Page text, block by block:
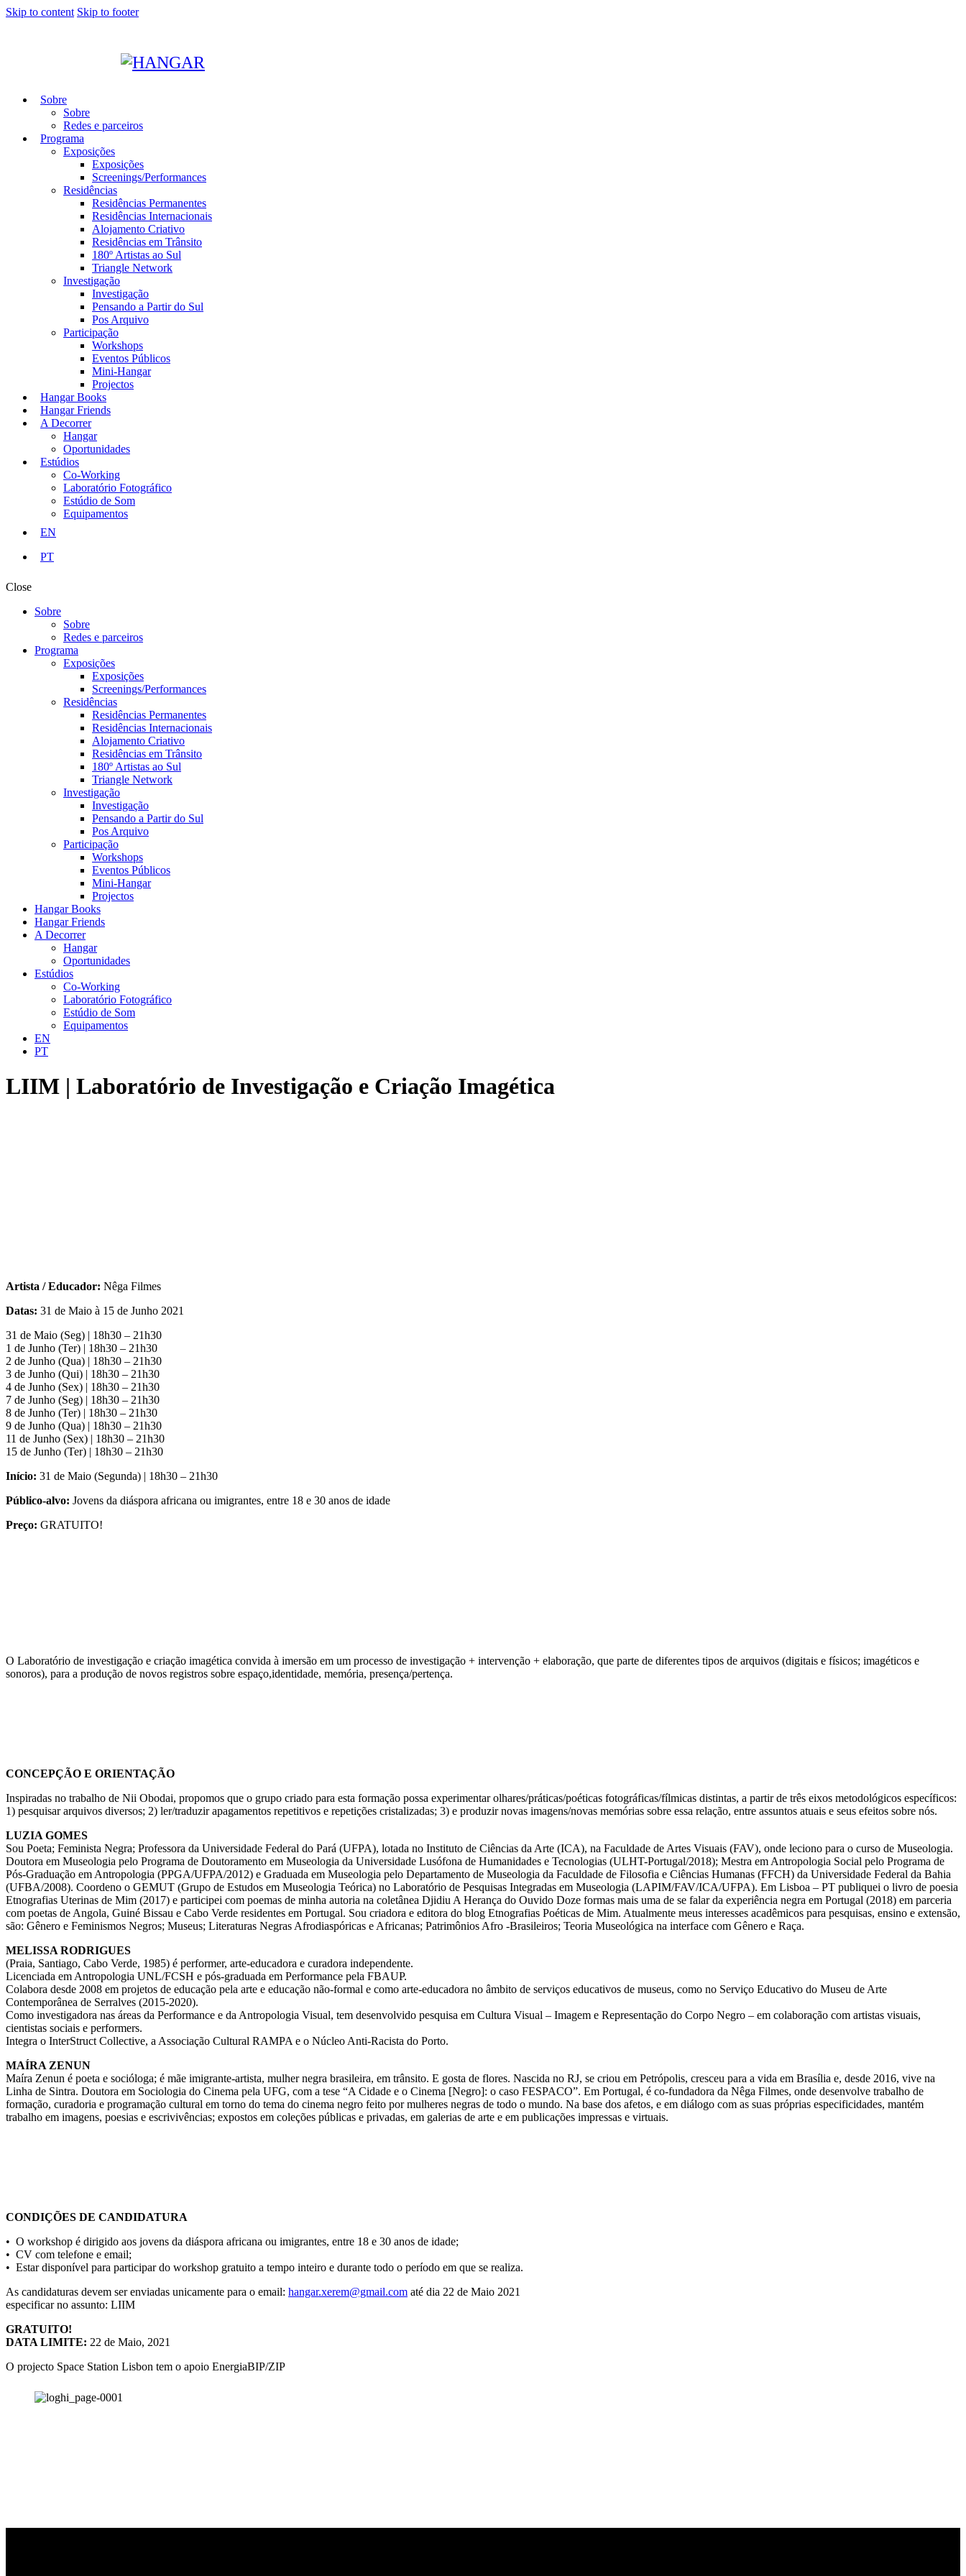
Skip to content Skip to footer
Sobre
Sobre
Redes e parceiros
Programa
Exposições
Exposições
Screenings/Performances
Residências
Residências Permanentes
Residências Internacionais
Alojamento Criativo
Residências em Trânsito
180º Artistas ao Sul
Triangle Network
Investigação
Investigação
Pensando a Partir do Sul
Pos Arquivo
Participação
Workshops
Eventos Públicos
Mini-Hangar
Projectos
Hangar Books
Hangar Friends
A Decorrer
Hangar
Oportunidades
Estúdios
Co-Working
Laboratório Fotográfico
Estúdio de Som
Equipamentos
EN
PT
Close
Sobre
Sobre
Redes e parceiros
Programa
Exposições
Exposições
Screenings/Performances
Residências
Residências Permanentes
Residências Internacionais
Alojamento Criativo
Residências em Trânsito
180º Artistas ao Sul
Triangle Network
Investigação
Investigação
Pensando a Partir do Sul
Pos Arquivo
Participação
Workshops
Eventos Públicos
Mini-Hangar
Projectos
Hangar Books
Hangar Friends
A Decorrer
Hangar
Oportunidades
Estúdios
Co-Working
Laboratório Fotográfico
Estúdio de Som
Equipamentos
EN
PT
LIIM | Laboratório de Investigação e Criação Imagética
Artista / Educador: Nêga Filmes
Datas: 31 de Maio à 15 de Junho 2021
31 de Maio (Seg) | 18h30 – 21h30
1 de Junho (Ter) | 18h30 – 21h30
2 de Junho (Qua) | 18h30 – 21h30
3 de Junho (Qui) | 18h30 – 21h30
4 de Junho (Sex) | 18h30 – 21h30
7 de Junho (Seg) | 18h30 – 21h30
8 de Junho (Ter) | 18h30 – 21h30
9 de Junho (Qua) | 18h30 – 21h30
11 de Junho (Sex) | 18h30 – 21h30
15 de Junho (Ter) | 18h30 – 21h30
Início: 31 de Maio (Segunda) | 18h30 – 21h30
Público-alvo: Jovens da diáspora africana ou imigrantes, entre 18 e 30 anos de idade
Preço: GRATUITO!
O Laboratório de investigação e criação imagética convida à imersão em um processo de investigação + intervenção + elaboração, que parte de diferentes tipos de arquivos (digitais e físicos; imagéticos e
sonoros), para a produção de novos registros sobre espaço,identidade, memória, presença/pertença.
CONCEPÇÃO E ORIENTAÇÃO
Inspiradas no trabalho de Nii Obodai, propomos que o grupo criado para esta formação possa experimentar olhares/práticas/poéticas fotográficas/fílmicas distintas, a partir de três eixos metodológicos específicos:
1) pesquisar arquivos diversos; 2) ler/traduzir apagamentos repetitivos e repetições cristalizadas; 3) e produzir novas imagens/novas memórias sobre essa relação, entre assuntos atuais e seus efeitos sobre nós.
LUZIA GOMES
Sou Poeta; Feminista Negra; Professora da Universidade Federal do Pará (UFPA), lotada no Instituto de Ciências da Arte (ICA), na Faculdade de Artes Visuais (FAV), onde leciono para o curso de Museologia.
Doutora em Museologia pelo Programa de Doutoramento em Museologia da Universidade Lusófona de Humanidades e Tecnologias (ULHT-Portugal/2018); Mestra em Antropologia Social pelo Programa de
Pós-Graduação em Antropologia (PPGA/UFPA/2012) e Graduada em Museologia pelo Departamento de Museologia da Faculdade de Filosofia e Ciências Humanas (FFCH) da Universidade Federal da Bahia
(UFBA/2008). Coordeno o GEMUT (Grupo de Estudos em Museologia Teórica) no Laboratório de Pesquisas Integradas em Museologia (LAPIM/FAV/ICA/UFPA). Em Lisboa – PT publiquei o livro de poesia
Etnografias Uterinas de Mim (2017) e participei com poemas de minha autoria na coletânea Djidiu A Herança do Ouvido Doze formas mais uma de se falar da experiência negra em Portugal (2018) em parceria
com poetas de Angola, Guiné Bissau e Cabo Verde residentes em Portugal. Sou criadora e editora do blog Etnografias Poéticas de Mim. Atualmente meus interesses acadêmicos para pesquisas, ensino e extensão,
são: Gênero e Feminismos Negros; Museus; Literaturas Negras Afrodiaspóricas e Africanas; Patrimônios Afro -Brasileiros; Teoria Museológica na interface com Gênero e Raça.
MELISSA RODRIGUES
(Praia, Santiago, Cabo Verde, 1985) é performer, arte-educadora e curadora independente.
Licenciada em Antropologia UNL/FCSH e pós-graduada em Performance pela FBAUP.
Colabora desde 2008 em projetos de educação pela arte e educação não-formal e como arte-educadora no âmbito de serviços educativos de museus, como no Serviço Educativo do Museu de Arte
Contemporânea de Serralves (2015-2020).
Como investigadora nas áreas da Performance e da Antropologia Visual, tem desenvolvido pesquisa em Cultura Visual – Imagem e Representação do Corpo Negro – em colaboração com artistas visuais,
cientistas sociais e performers.
Integra o InterStruct Collective, a Associação Cultural RAMPA e o Núcleo Anti-Racista do Porto.
MAÍRA ZENUN
Maíra Zenun é poeta e socióloga; é mãe imigrante-artista, mulher negra brasileira, em trânsito. E gosta de flores. Nascida no RJ, se criou em Petrópolis, cresceu para a vida em Brasília e, desde 2016, vive na
Linha de Sintra. Doutora em Sociologia do Cinema pela UFG, com a tese “A Cidade e o Cinema [Negro]: o caso FESPACO”. Em Portugal, é co-fundadora da Nêga Filmes, onde desenvolve trabalho de
formação, curadoria e programação cultural em torno do tema do cinema negro feito por mulheres negras de todo o mundo. Na base dos afetos, e em diálogo com as suas próprias especificidades, mantém
trabalho em imagens, poesias e escrivivências; expostos em coleções públicas e privadas, em galerias de arte e em publicações impressas e virtuais.
CONDIÇÕES DE CANDIDATURA
• O workshop é dirigido aos jovens da diáspora africana ou imigrantes, entre 18 e 30 anos de idade;
• CV com telefone e email;
• Estar disponível para participar do workshop gratuito a tempo inteiro e durante todo o período em que se realiza.
As candidaturas devem ser enviadas unicamente para o email: hangar.xerem@gmail.com até dia 22 de Maio 2021
especificar no assunto: LIIM
GRATUITO!
DATA LIMITE: 22 de Maio, 2021
O projecto Space Station Lisbon tem o apoio EnergiaBIP/ZIP